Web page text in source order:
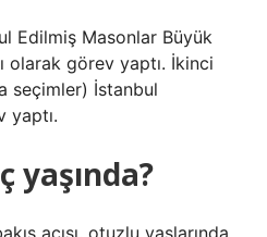
Edilmiş Masonlar Büyük
olarak görev yaptı. İkinci
seçimler) İstanbul
yaptı.
yaşında?
açısı, otuzlu yaşlarında